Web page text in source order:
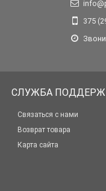
375
СЛУЖБА
Связаться с нами
Возврат товара
Карта сайта